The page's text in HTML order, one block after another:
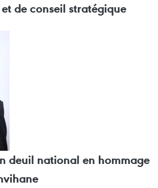
de conseil stratégique
deuil national en hommage